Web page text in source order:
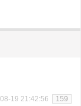
19 21:42:56 159